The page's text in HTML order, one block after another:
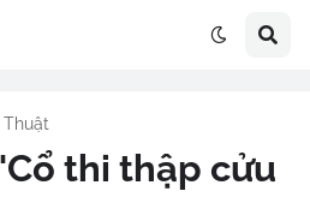
thi thập cửu